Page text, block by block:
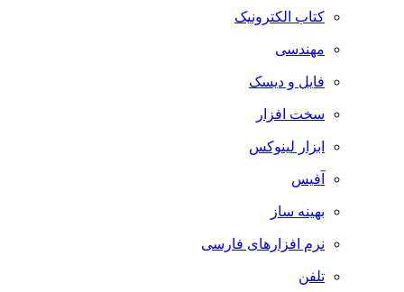
کتاب الکترونیک
مهندسی
فایل و دیسک
سخت افزار
ابزار لینوکس
آفیس
بهینه ساز
نرم افزارهای فارسی
تلفن